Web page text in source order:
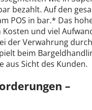
bezahlt. Auf den
POS in bar.* Das
und viel
der Verwahrung
beim
aus Sicht des Kunden.
–